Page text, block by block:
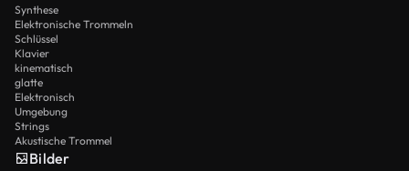
Synthese
Elektronische Trommeln
Schlüssel
Klavier
kinematisch
glatte
Elektronisch
Umgebung
Strings
Akustische Trommel
Bilder